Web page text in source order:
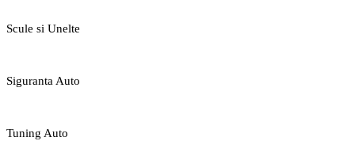
Scule si Unelte
Siguranta Auto
Tuning Auto